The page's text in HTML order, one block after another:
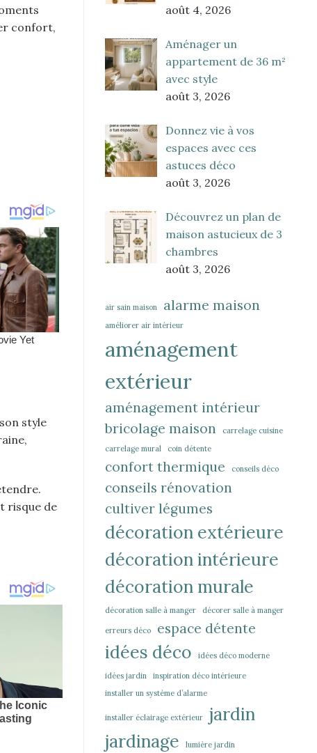
confort,
style
risque de
août 4, 2026
Aménager un
appartement de 36 m²
avec style
août 3, 2026
Donnez vie à vos
espaces avec ces
astuces déco
août 3, 2026
Découvrez un plan de
maison astucieux de 3
chambres
août 3, 2026
air sain maison alarme maison
améliorer air intérieur
aménagement
extérieur
aménagement intérieur
bricolage maison
carrelage cuisine
carrelage mural
coin détente
confort thermique conseils déco
conseils rénovation
cultiver légumes
décoration extérieure
décoration intérieure
décoration murale
décoration salle à manger décorer salle à manger
erreurs déco espace détente
idées déco idées déco moderne
idées jardin
inspiration déco intérieure
installer un système d’alarme
installer éclairage extérieur
jardin
jardinage
lumière jardin